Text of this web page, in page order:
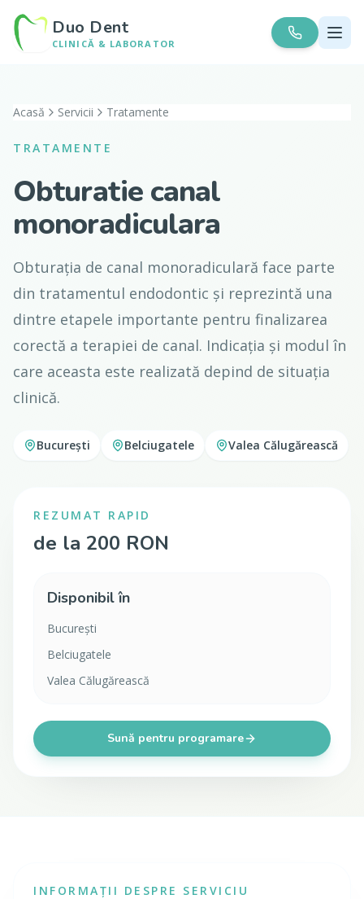
Duo Dent
CLINICĂ & LABORATOR
Acasă Servicii Tratamente
TRATAMENTE
Obturatie canal
monoradiculara
Obturația de canal monoradiculară face parte
din tratamentul endodontic și reprezintă una
dintre etapele importante pentru finalizarea
corectă a terapiei de canal. Indicația și modul în
care aceasta este realizată depind de situația
clinică.
București Belciugatele Valea Călugărească
REZUMAT RAPID
de la 200 RON
Disponibil în
București
Belciugatele
Valea Călugărească
Sună pentru programare
INFORMAȚII DESPRE SERVICIU